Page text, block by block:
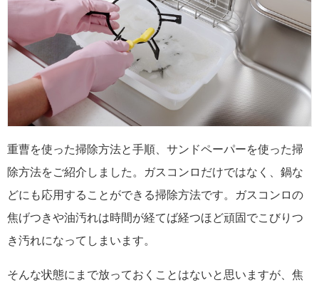
重曹を使った掃除方法と手順、サンドペーパーを使った掃
除方法をご紹介しました。ガスコンロだけではなく、鍋な
どにも応用することができる掃除方法です。ガスコンロの
焦げつきや油汚れは時間が経てば経つほど頑固でこびりつ
き汚れになってしまいます。
そんな状態にまで放っておくことはないと思いますが、焦